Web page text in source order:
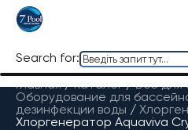
Search for:
Главная / Каталог/Все для
Оборудование для
дезинфекции воды /
Хлоргенератор Aquaviva